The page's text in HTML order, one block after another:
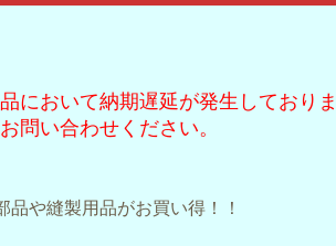
において納期遅延が発生しており
問い合わせください。
品や縫製用品がお買い得！！